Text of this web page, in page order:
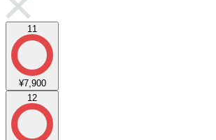
11
¥7,900
12